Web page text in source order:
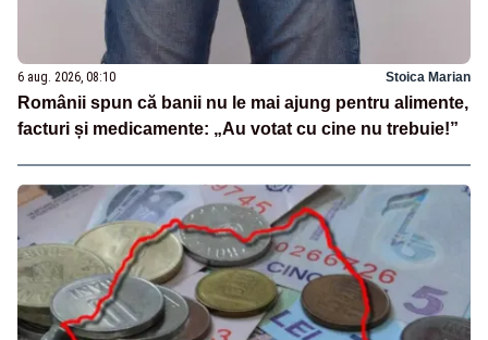
6 aug. 2026, 08:10 Stoica Marian
Românii spun că banii nu le mai ajung pentru alimente,
facturi și medicamente: „Au votat cu cine nu trebuie!”